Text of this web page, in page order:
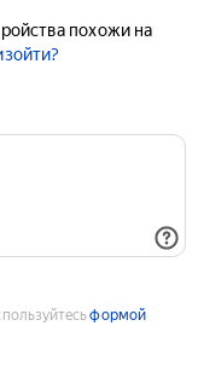
похожи на
формой